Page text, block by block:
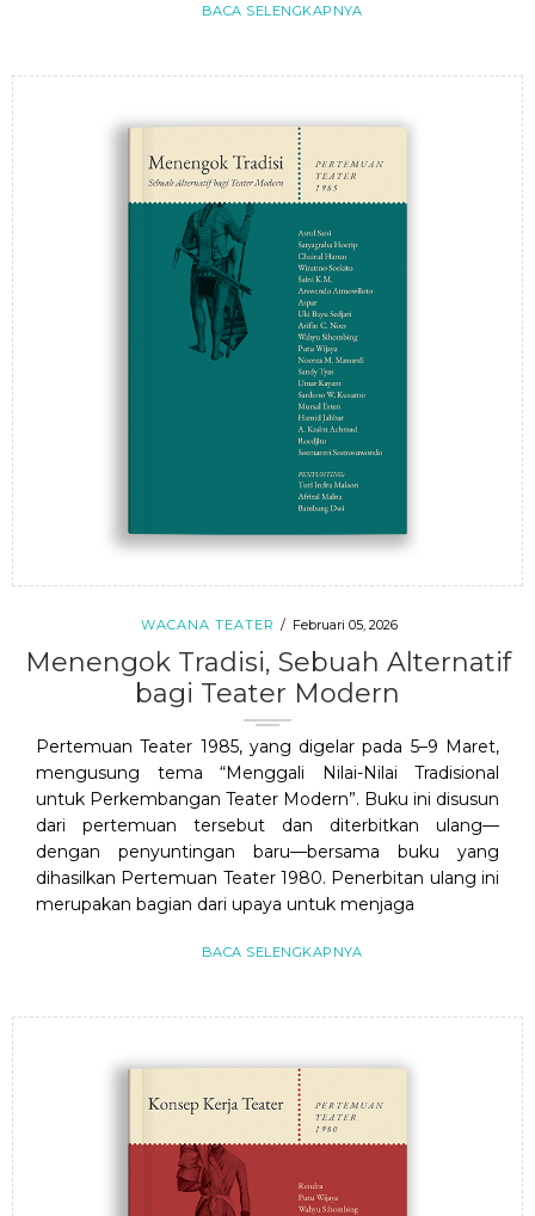
BACA SELENGKAPNYA
WACANA TEATER Februari 05, 2026
Menengok Tradisi, Sebuah Alternatif
bagi Teater Modern
Pertemuan Teater 1985, yang digelar pada 5–9 Maret,
mengusung tema “Menggali Nilai-Nilai Tradisional
untuk Perkembangan Teater Modern”. Buku ini disusun
dari pertemuan tersebut dan diterbitkan ulang—
dengan penyuntingan baru—bersama buku yang
dihasilkan Pertemuan Teater 1980. Penerbitan ulang ini
merupakan bagian dari upaya untuk menjaga
BACA SELENGKAPNYA